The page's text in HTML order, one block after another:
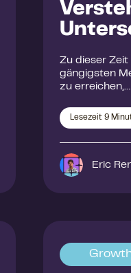
Zu dieser
gängigsten
zu erreichen,…
Lesezeit 9
Eric